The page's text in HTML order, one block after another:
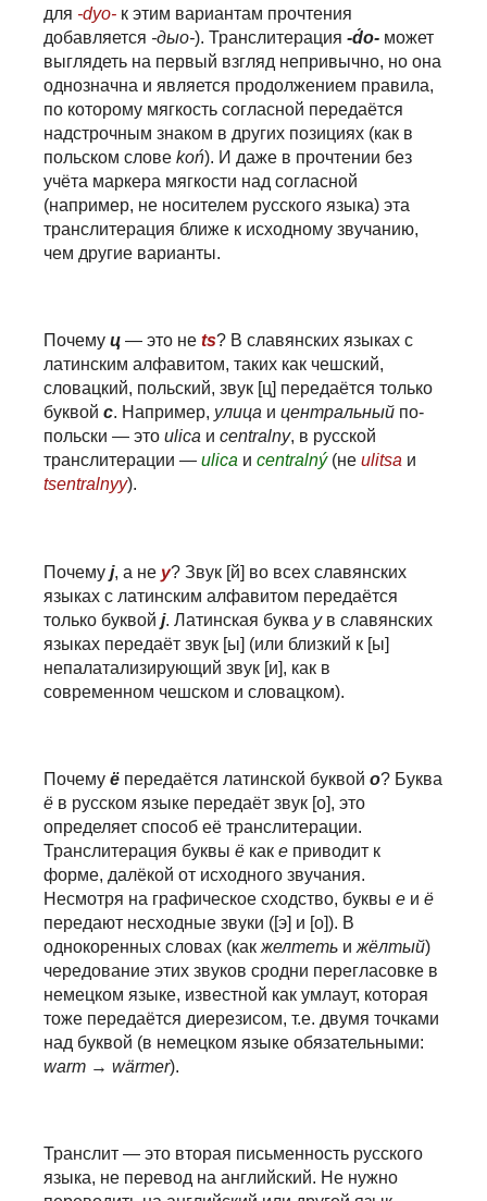
для -dyo- к этим вариантам прочтения
добавляется -дыо-). Транслитерация -d́o- может
выглядеть на первый взгляд непривычно, но она
однозначна и является продолжением правила,
по которому мягкость согласной передаётся
надстрочным знаком в других позициях (как в
польском слове koń). И даже в прочтении без
учёта маркера мягкости над согласной
(например, не носителем русского языка) эта
транслитерация ближе к исходному звучанию,
чем другие варианты.
Почему ц — это не ts? В славянских языках с
латинским алфавитом, таких как чешский,
словацкий, польский, звук [ц] передаётся только
буквой c. Например, улица и центральный по-
польски — это ulica и centralny, в русской
транслитерации — ulica и centralný(не ulitsa и
tsentralnyy).
Почему j, а не y? Звук [й] во всех славянских
языках с латинским алфавитом передаётся
только буквой j. Латинская буква yв славянских
языках передаёт звук [ы] (или близкий к [ы]
непалатализирующий звук [и], как в
современном чешском и словацком).
Почему ё передаётся латинской буквой o? Буква
ё в русском языке передаёт звук [о], это
определяет способ её транслитерации.
Транслитерация буквы ё как е приводит к
форме, далёкой от исходного звучания.
Несмотря на графическое сходство, буквы е и ё
передают несходные звуки ([э] и [о]). В
однокоренных словах (как желтеть и жёлтый)
чередование этих звуков сродни перегласовке в
немецком языке, известной как умлаут, которая
тоже передаётся диерезисом, т.е. двумя точками
над буквой (в немецком языке обязательными:
warm → wärmer).
Транслит — это вторая письменность русского
языка, не перевод на английский. Не нужно